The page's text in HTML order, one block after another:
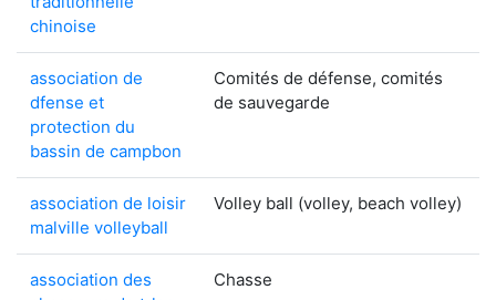
chinoise
association de
dfense et
protection du
bassin de campbon
Comités de défense, comités
de sauvegarde
association de loisir
malville volleyball
Volley ball (volley, beach volley)
association des
Chasse